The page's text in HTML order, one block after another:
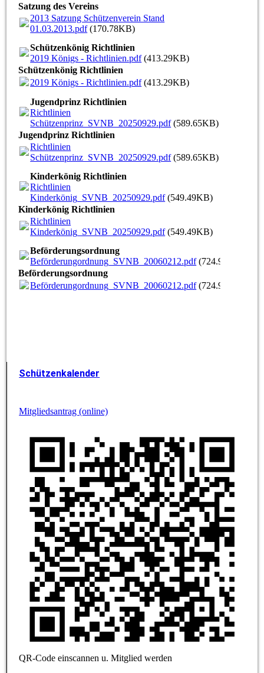
Satzung des Vereins
2013 Satzung Schützenverein Stand
01.03.2013.pdf(170.78KB)
Schützenkönig Richtlinien
2019 Königs - Richtlinien.pdf(413.29KB)
Schützenkönig Richtlinien
2019 Königs - Richtlinien.pdf(413.29KB)
Jugendprinz Richtlinien
Richtlinien
Schützenprinz_SVNB_20250929.pdf(589.65KB)
Jugendprinz Richtlinien
Richtlinien
Schützenprinz_SVNB_20250929.pdf(589.65KB)
Kinderkönig Richtlinien
Richtlinien
Kinderkönig_SVNB_20250929.pdf(549.49KB)
Kinderkönig Richtlinien
Richtlinien
Kinderkönig_SVNB_20250929.pdf(549.49KB)
Beförderungsordnung
Beförderungordnung_SVNB_20060212.pdf(724.94KB)
Beförderungsordnung
Beförderungordnung_SVNB_20060212.pdf(724.94KB)
Schützenkalender
Mitgliedsantrag (online)
QR-Code einscannen u. Mitglied werden